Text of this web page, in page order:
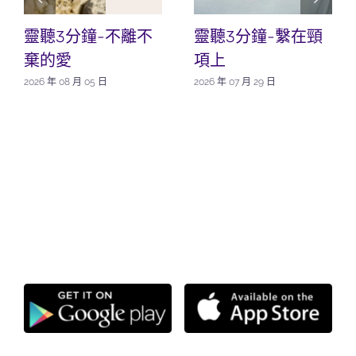
靈聽3分鐘-不離不
棄的愛
2026 年 08 月 05 日
靈聽3分鐘-繫在頸
項上
2026 年 07 月 29 日